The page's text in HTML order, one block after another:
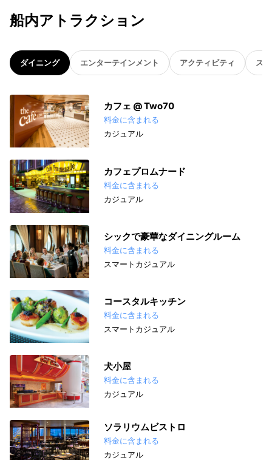
船内アトラクション
ダイニング エンターテインメント アクティビティ ス
カフェ @ Two70
料金に含まれる
カジュアル
カフェプロムナード
料金に含まれる
カジュアル
シックで豪華なダイニングルーム
料金に含まれる
スマートカジュアル
コースタルキッチン
料金に含まれる
スマートカジュアル
犬小屋
料金に含まれる
カジュアル
ソラリウムビストロ
料金に含まれる
カジュアル